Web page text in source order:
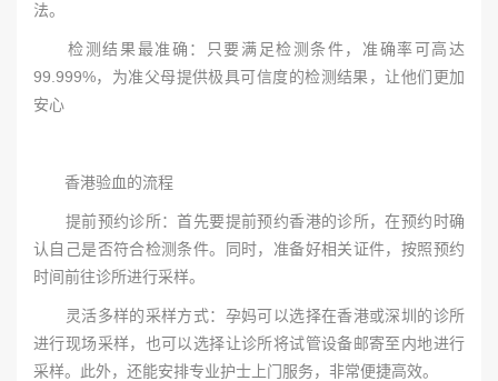
法。
检测结果最准确：只要满足检测条件，准确率可高达
99.999%，为准父母提供极具可信度的检测结果，让他们更加
安心
香港验血的流程
提前预约诊所：首先要提前预约香港的诊所，在预约时确
认自己是否符合检测条件。同时，准备好相关证件，按照预约
时间前往诊所进行采样。
灵活多样的采样方式：孕妈可以选择在香港或深圳的诊所
进行现场采样，也可以选择让诊所将试管设备邮寄至内地进行
采样。此外，还能安排专业护士上门服务，非常便捷高效。